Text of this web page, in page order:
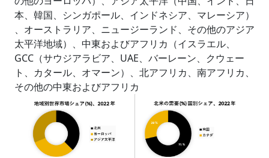
本、韓国、シンガポール、インドネシア、マレーシア）
、オーストラリア、ニュージーランド、その他のアジア
太平洋地域）、中東およびアフリカ（イスラエル、
GCC（サウジアラビア、UAE、バーレーン、クウェー
ト、カタール、オマーン）、北アフリカ、南アフリカ、
その他の中東およびアフリカ